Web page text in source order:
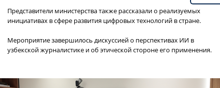
Представители министерства также рассказали о реализуемых
инициативах в сфере развития цифровых технологий в стране.
Мероприятие завершилось дискуссией о перспективах ИИ в
узбекской журналистике и об этической стороне его применения.